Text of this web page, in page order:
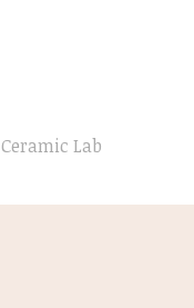
Ceramic Lab